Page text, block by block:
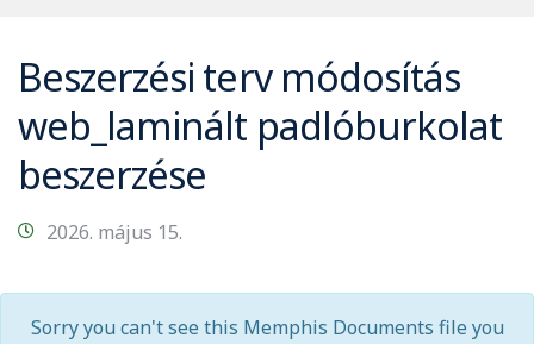
Beszerzési terv módosítás
web_laminált padlóburkolat
beszerzése
2026. május 15.
Sorry you can't see this Memphis Documents file you